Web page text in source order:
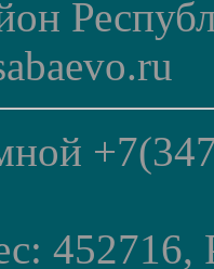
452716,